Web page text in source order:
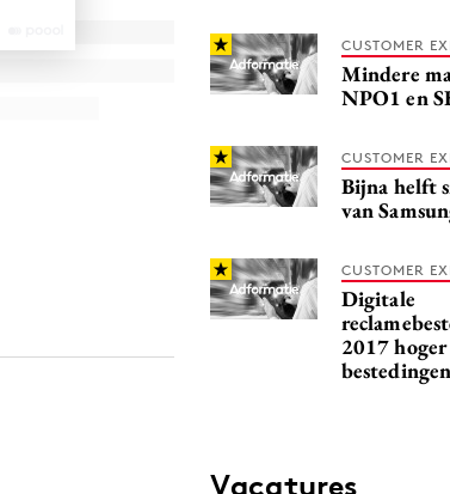
CUSTOMER
Mindere
NPO1 en
CUSTOMER
Bijna helft
van
CUSTOMER
Digitale
2017
bestedingen
Vacatures